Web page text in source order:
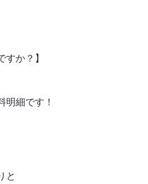
すか？】
明細です！
と